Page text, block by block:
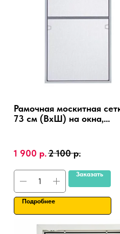
Рамочная москитная
73 см (ВхШ) на окна,
1 900 р.2 100 р.
Заказать
Подробнее